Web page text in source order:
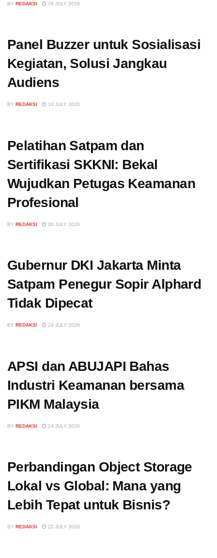
BY REDAKSI 26 JULY 2026
Panel Buzzer untuk Sosialisasi
Kegiatan, Solusi Jangkau
Audiens
BY REDAKSI 10 JULY 2026
Pelatihan Satpam dan
Sertifikasi SKKNI: Bekal
Wujudkan Petugas Keamanan
Profesional
BY REDAKSI 30 JULY 2026
Gubernur DKI Jakarta Minta
Satpam Penegur Sopir Alphard
Tidak Dipecat
BY REDAKSI 24 JULY 2026
APSI dan ABUJAPI Bahas
Industri Keamanan bersama
PIKM Malaysia
BY REDAKSI 24 JULY 2026
Perbandingan Object Storage
Lokal vs Global: Mana yang
Lebih Tepat untuk Bisnis?
BY REDAKSI 22 JULY 2026